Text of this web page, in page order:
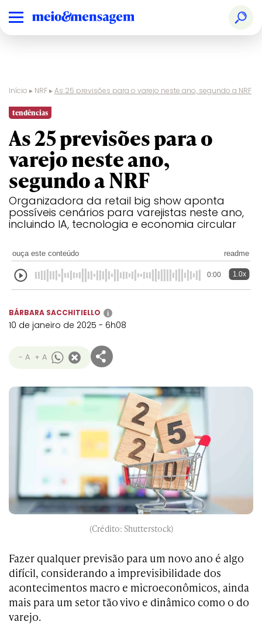
Início ▸ NRF▸As 25 previsões para o varejo neste ano, segundo a NRF
tendências
As 25 previsões para o
varejo neste ano,
segundo a NRF
Organizadora da retail big show aponta
possíveis cenários para varejistas neste ano,
incluindo IA, tecnologia e economia circular
ouça este conteúdo readme
0:00 1.0x
BÁRBARA SACCHITIELLO i
10 de janeiro de 2025 - 6h08
- A + A
(Crédito: Shutterstock)
Fazer qualquer previsão para um novo ano é algo
difícil, considerando a imprevisibilidade dos
acontecimentos macro e microeconômicos, ainda
mais para um setor tão vivo e dinâmico como o do
varejo.